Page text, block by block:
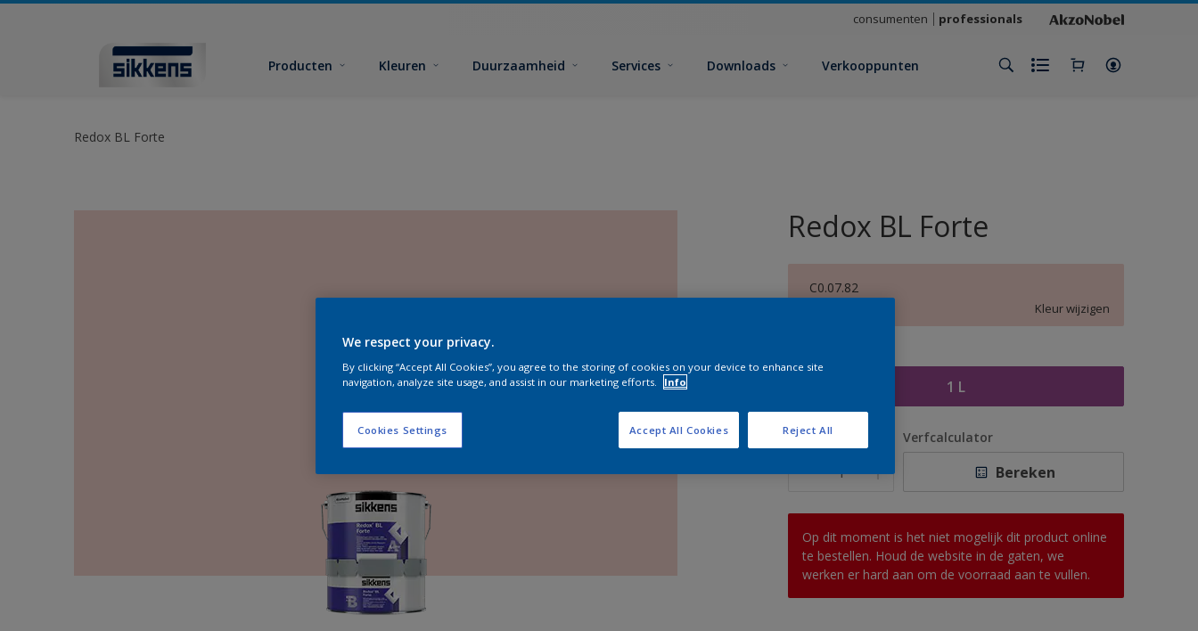
consumenten professionals
Producten Kleuren Duurzaamheid Services Downloads Verkooppunten
Redox BL Forte
Redox BL Forte
C0.07.82
Kleur wijzigen
1 L
Aantal Verfcalculator
Bereken
Op dit moment is het niet mogelijk dit product online
te bestellen. Houd de website in de gaten, we
werken er hard aan om de voorraad aan te vullen.
We respect your privacy.
By clicking “Accept All Cookies”, you agree to the storing of cookies on your device to enhance site
navigation, analyze site usage, and assist in our marketing efforts.
Info
Cookies Settings Reject All
Accept All Cookies